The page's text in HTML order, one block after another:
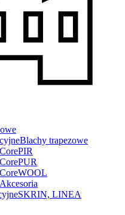
Blachy trapezowe
CorePIR
CorePUR
CoreWOOL
Akcesoria
SKRIN, LINEA